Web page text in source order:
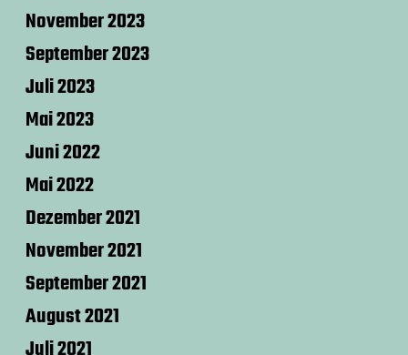
November 2023
September 2023
Juli 2023
Mai 2023
Juni 2022
Mai 2022
Dezember 2021
November 2021
September 2021
August 2021